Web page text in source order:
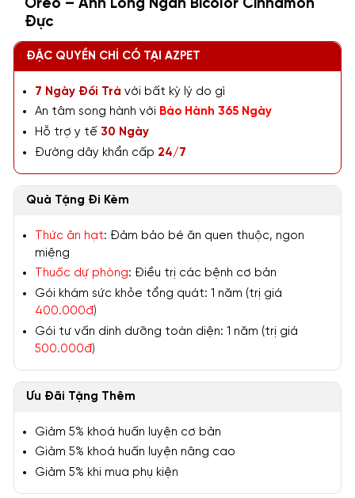
Oreo – Anh Lông Ngắn Bicolor Cinnamon
Đực
ĐẶC QUYỀN CHỈ CÓ TẠI AZPET
7 Ngày Đổi Trả với bất kỳ lý do gì
An tâm song hành với Bảo Hành 365 Ngày
Hỗ trợ y tế 30 Ngày
Đường dây khẩn cấp 24/7
Quà Tặng Đi Kèm
Thức ăn hạt: Đảm bảo bé ăn quen thuộc, ngon
miệng
Thuốc dự phòng: Điều trị các bệnh cơ bản
Gói khám sức khỏe tổng quát: 1 năm (trị giá
400.000đ)
Gói tư vấn dinh dưỡng toàn diện: 1 năm (trị giá
500.000đ)
Ưu Đãi Tặng Thêm
Giảm 5% khoá huấn luyện cơ bản
Giảm 5% khoá huấn luyện nâng cao
Giảm 5% khi mua phụ kiện